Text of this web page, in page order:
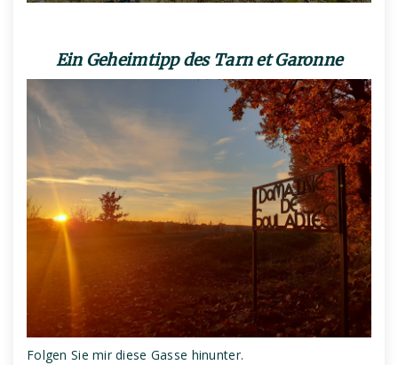
Ein Geheimtipp des Tarn et Garonne
Folgen Sie mir diese Gasse hinunter.